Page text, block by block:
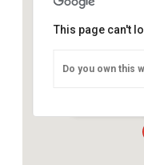
This page can't
Do you own this